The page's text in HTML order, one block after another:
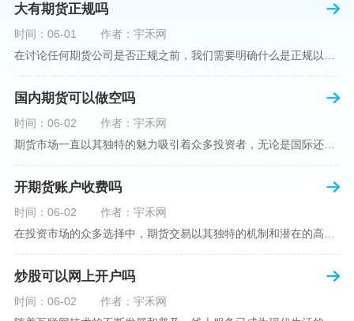
大有期货正规吗
时间：06-01
作者：宇禾网
国内期货可以做空吗
时间：06-02
作者：宇禾网
期货市场一直以其独特的魅力吸引着众多投资者，无论是国际还是国内场景下，其波澜壮阔的市场行情都给予了投资者无限遐想。今天，我们将深入探讨一个特别的问题——"国内期货可以做空吗"？这个问题不仅关乎投资者的策略布局，更涉及到期货市场机制的基本理解。在深入探讨之前，我们首先需要明确几个期货市场的基础概念。期货，是指在标准化合约基础上，双方承诺在未来某一特定时间以约定价格买卖一定数量的商品或金融产品的合约。它允訸投资者通过买入（做多）或卖出（做空）合约来预测未来价格的变动。我们来揭开国
开期货账户收费吗
时间：06-02
作者：宇禾网
炒股可以网上开户吗
时间：06-02
作者：宇禾网